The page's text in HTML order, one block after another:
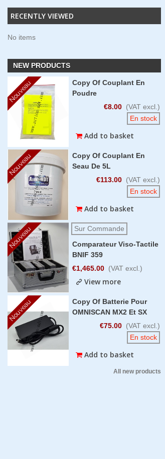
RECENTLY VIEWED
No items
NEW PRODUCTS
Nouveau
Copy Of Couplant En
Poudre
€8.00 (VAT excl.)
En stock
Add to basket
Nouveau
Copy Of Couplant En
Seau De 5L
€113.00 (VAT excl.)
En stock
Add to basket
Nouveau
Sur Commande
Comparateur Viso-Tactile
BNIF 359
€1,465.00 (VAT excl.)
View more
Nouveau
Copy Of Batterie Pour
OMNISCAN MX2 Et SX
€75.00 (VAT excl.)
En stock
Add to basket
All new products